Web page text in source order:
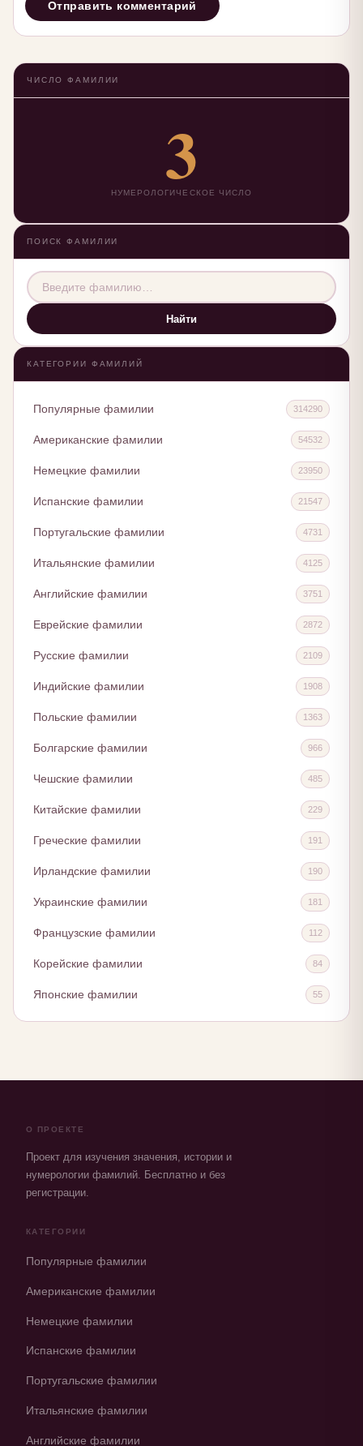
ЧИСЛО ФАМИЛИИ
3
НУМЕРОЛОГИЧЕСКОЕ ЧИСЛО
ПОИСК ФАМИЛИИ
Найти
КАТЕГОРИИ ФАМИЛИЙ
Популярные фамилии 314290
Американские фамилии 54532
Немецкие фамилии 23950
Испанские фамилии 21547
Португальские фамилии 4731
Итальянские фамилии 4125
Английские фамилии 3751
Еврейские фамилии 2872
Русские фамилии 2109
Индийские фамилии 1908
Польские фамилии 1363
Болгарские фамилии 966
Чешские фамилии 485
Китайские фамилии 229
Греческие фамилии 191
Ирландские фамилии 190
Украинские фамилии 181
Французские фамилии 112
Корейские фамилии 84
Японские фамилии 55
О ПРОЕКТЕ
Проект для изучения значения, истории и
нумерологии фамилий. Бесплатно и без
регистрации.
КАТЕГОРИИ
Популярные фамилии
Американские фамилии
Немецкие фамилии
Испанские фамилии
Португальские фамилии
Итальянские фамилии
Английские фамилии